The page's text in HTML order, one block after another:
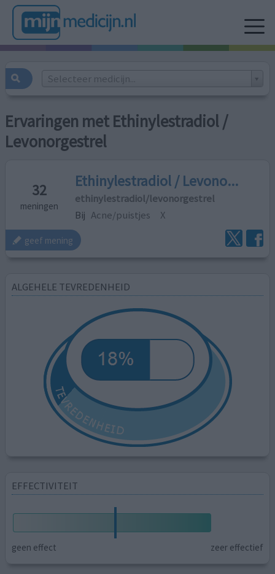
Selecteer medicijn...
Ervaringen met Ethinylestradiol /
Levonorgestrel
32
meningen
Ethinylestradiol / Levono...
ethinylestradiol/levonorgestrel
Bij Acne/puistjes X
geef mening
ALGEHELE TEVREDENHEID
EFFECTIVITEIT
geen effect zeer effectief